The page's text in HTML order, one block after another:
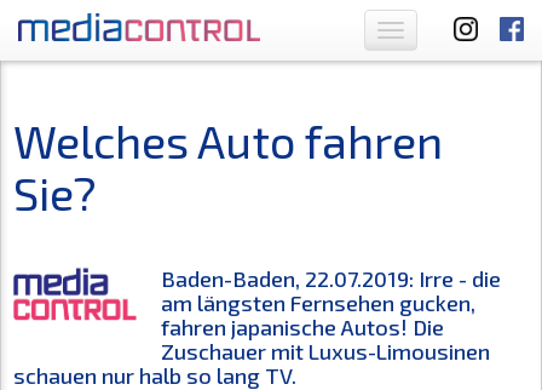
Toggle
navigation
Welches Auto fahren
Sie?
Baden-Baden, 22.07.2019: Irre - die
am längsten Fernsehen gucken,
fahren japanische Autos! Die
Zuschauer mit Luxus-Limousinen
schauen nur halb so lang TV.